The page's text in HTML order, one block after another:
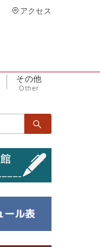
アクセス
その他
Other